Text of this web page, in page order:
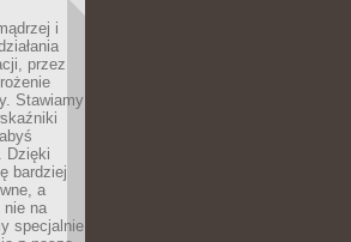
i
przez
Stawiamy
Dzięki
bardziej
a
nie na
specjalnie